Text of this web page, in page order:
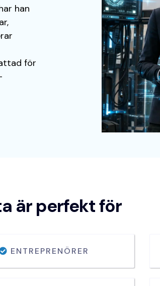
han
för
är perfekt för
ENTREPRENÖRER